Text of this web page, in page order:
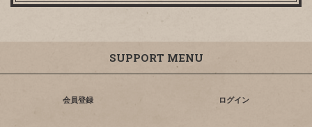
SUPPORT MENU
会員登録 ログイン